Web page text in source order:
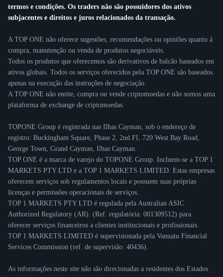
termos e condições. Os traders não são possuidores dos ativos
subjacentes e direitos e juros relacionados da transação.
A TOP ONE não oferece sugestões, recomendações ou opiniões quanto à
compra, manutenção ou venda de produtos negociáveis.
Todos os produtos que oferecemos são derivativos de balcão baseados em
ativos globais. Todos os serviços oferecidos pela TOP ONE são baseados
apenas na execução das instruções de negociação.
A TOP ONE não emite, compra ou vende criptomoedas e não somos uma
plataforma de exchange de criptomoedas.
TOPONE Group é registrada nas Ilhas Cayman, sob o endereço de
registro: Buckingham Square, Phase 2, 2nd FI, 720 West Bay Road,
George Town, Grand Cayman, Ilhas Cayman.
TOP ONE é a marca de varejo do TOPONE Group. Incluem-se a TOP 1
MARKETS PTY LTD e a TOP 1 MARKETS LIMITED. Estas empresas
oferecem serviços sob regulamentos locais e possuem suas próprias
licenças e permissões operacionais de serviços.
TOP 1 MARKETS PTY LTD é regulada pela Australian ASIC
Authorized Regulatory (AR). (Ref. regulatória: 001309512) para
oferecer serviços financeiros a clientes institucionais e profissionais.
TOP 1 MARKETS LIMITED é supervisionada pela Vanuatu Financial
Services Commission (ref. de supervisão: 40436).
As informações neste site não são direcionadas a residentes dos Estados